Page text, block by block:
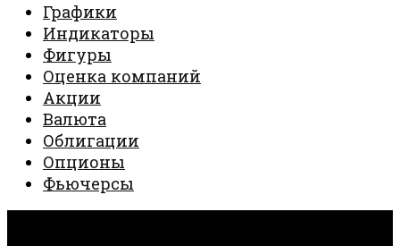
Графики
Индикаторы
Фигуры
Оценка компаний
Акции
Валюта
Облигации
Опционы
Фьючерсы